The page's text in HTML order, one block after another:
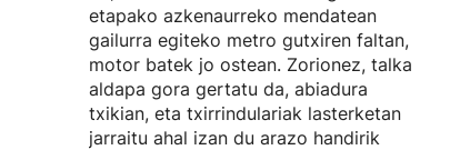
etapako azkenaurreko mendatean
gailurra egiteko metro gutxiren faltan,
motor batek jo ostean. Zorionez, talka
aldapa gora gertatu da, abiadura
txikian, eta txirrindulariak lasterketan
jarraitu ahal izan du arazo handirik